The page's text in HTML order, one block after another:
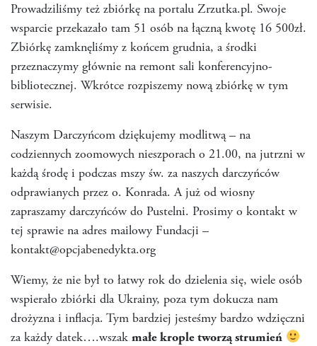
Prowadziliśmy też zbiórkę na portalu Zrzutka.pl. Swoje
wsparcie przekazało tam 51 osób na łączną kwotę 16 500zł.
Zbiórkę zamknęliśmy z końcem grudnia, a środki
przeznaczymy głównie na remont sali konferencyjno-
bibliotecznej. Wkrótce rozpiszemy nową zbiórkę w tym
serwisie.
Naszym Darczyńcom dziękujemy modlitwą – na
codziennych zoomowych nieszporach o 21.00, na jutrzni w
każdą środę i podczas mszy św. za naszych darczyńców
odprawianych przez o. Konrada. A już od wiosny
zapraszamy darczyńców do Pustelni. Prosimy o kontakt w
tej sprawie na adres mailowy Fundacji –
kontakt@opcjabenedykta.org
Wiemy, że nie był to łatwy rok do dzielenia się, wiele osób
wspierało zbiórki dla Ukrainy, poza tym dokucza nam
drożyzna i inflacja. Tym bardziej jesteśmy bardzo wdzięczni
za każdy datek….wszak małe krople tworzą strumień